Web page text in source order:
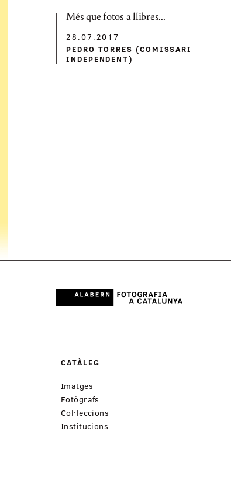
Més que fotos a llibres...
28.07.2017
PEDRO TORRES (COMISSARI
INDEPENDENT)
CATÀLEG
Imatges
Fotògrafs
Col·leccions
Institucions